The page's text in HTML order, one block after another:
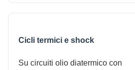
Cicli termici e shock
Su circuiti olio diatermico con